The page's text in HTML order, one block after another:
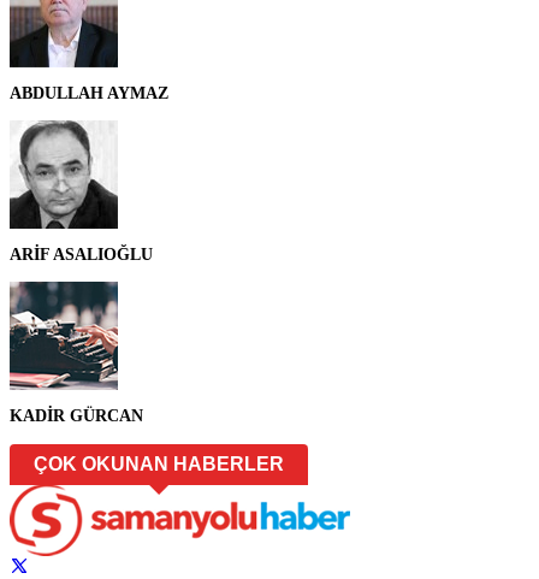
ABDULLAH AYMAZ
ARİF ASALIOĞLU
KADİR GÜRCAN
ÇOK OKUNAN HABERLER